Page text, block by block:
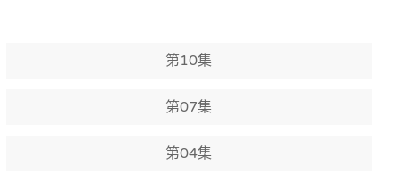
第10集
第07集
第04集